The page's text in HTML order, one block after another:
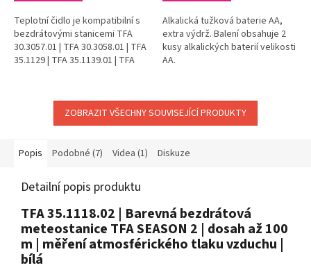
Teplotní čidlo je kompatibilní s
bezdrátovými stanicemi TFA
30.3057.01 | TFA 30.3058.01 | TFA
35.1129 | TFA 35.1139.01 | TFA
Alkalická tužková baterie AA,
extra výdrž. Balení obsahuje 2
kusy alkalických baterií velikosti
AA.
ZOBRAZIT VŠECHNY SOUVISEJÍCÍ PRODUKTY
Popis Podobné (7) Videa (1) Diskuze
Detailní popis produktu
TFA 35.1118.02 | Barevná bezdrátová
meteostanice TFA SEASON 2 | dosah až 100
m | měření atmosférického tlaku vzduchu |
bílá